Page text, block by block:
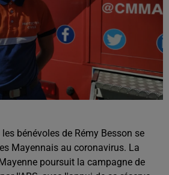
bénévoles de Rémy Besson se
Mayennais au coronavirus. La
poursuit la campagne de